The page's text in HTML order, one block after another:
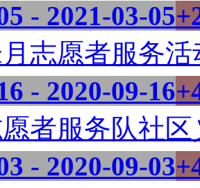
- 2021-03-05
志愿者服务活
- 2020-09-16
者服务队社
- 2020-09-03